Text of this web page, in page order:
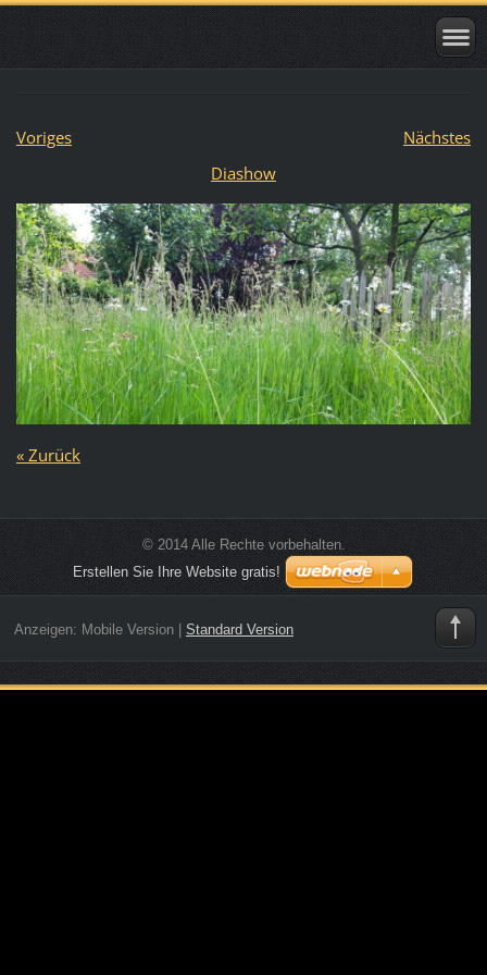
Voriges
Nächstes
Diashow
« Zurück
© 2014 Alle Rechte vorbehalten.
Erstellen Sie Ihre Website gratis!
Anzeigen: Mobile Version| Standard Version